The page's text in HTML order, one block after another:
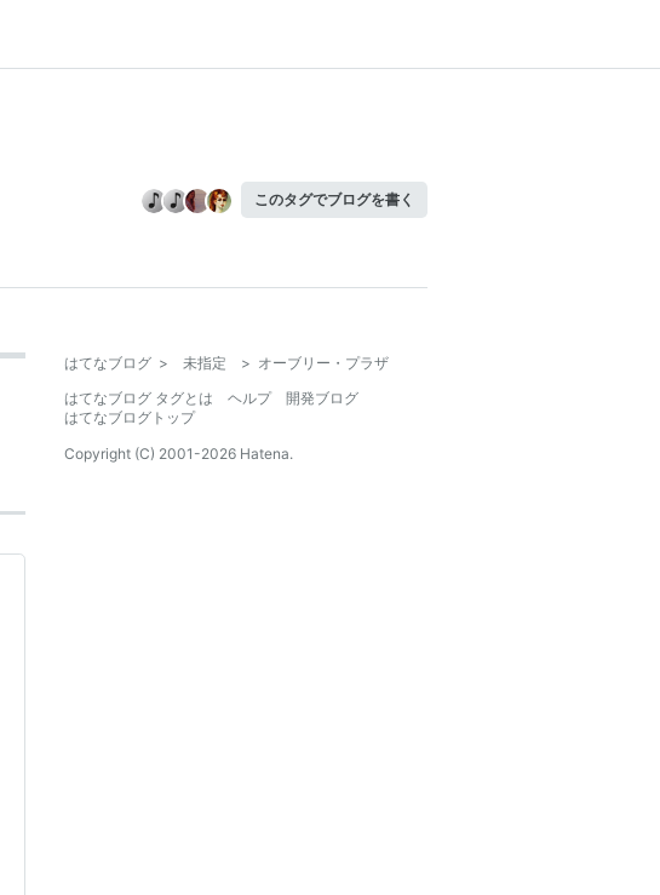
このタグでブログを書く
はてなブログ > 未指定 > オーブリー・プラザ
はてなブログ タグとは
ヘルプ
開発ブログ
はてなブログトップ
Copyright (C) 2001-2026 Hatena.